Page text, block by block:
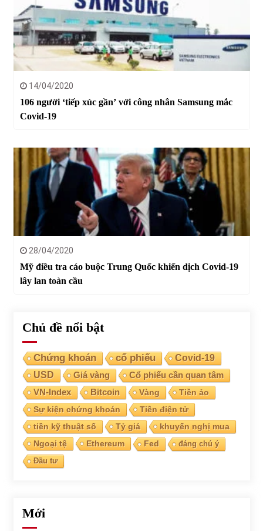
14/04/2020
106 người ‘tiếp xúc gần’ với công nhân Samsung mắc
Covid-19
28/04/2020
Mỹ điều tra cáo buộc Trung Quốc khiến dịch Covid-19
lây lan toàn cầu
Chủ đề nổi bật
Chứng khoán cổ phiếu
Covid-19
USD
Giá vàng Cổ phiếu cần quan tâm
VN-Index Bitcoin Vàng
Tiền ảo
Sự kiện chứng khoán
Tiền điện tử
tiền kỹ thuật số
Tỷ giá
khuyến nghị mua
Ngoại tệ
Ethereum Fed
đáng chú ý
Đầu tư
Mới